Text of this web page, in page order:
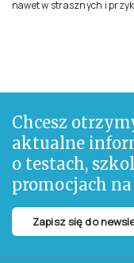
nawet w strasznych i
Chcesz
aktualne
o testach,
promocjach
Zapisz się do